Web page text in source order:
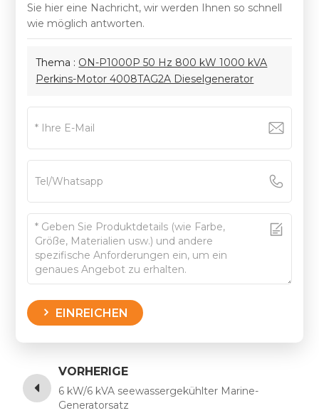
Sie hier eine Nachricht, wir werden Ihnen so schnell
wie möglich antworten.
Thema : ON-P1000P 50 Hz 800 kW 1000 kVA
Perkins-Motor 4008TAG2A Dieselgenerator
EINREICHEN
VORHERIGE
6 kW/6 kVA seewassergekühlter Marine-
Generatorsatz